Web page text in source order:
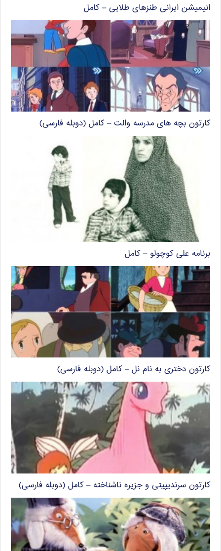
انیمیشن ایرانی طنزهای طلایی – کامل
کارتون بچه های مدرسه والت – کامل (دوبله فارسی)
برنامه علی کوچولو – کامل
کارتون دختری به نام نل – کامل (دوبله فارسی)
کارتون سرندیپیتی و جزیره ناشناخته – کامل (دوبله فارسی)